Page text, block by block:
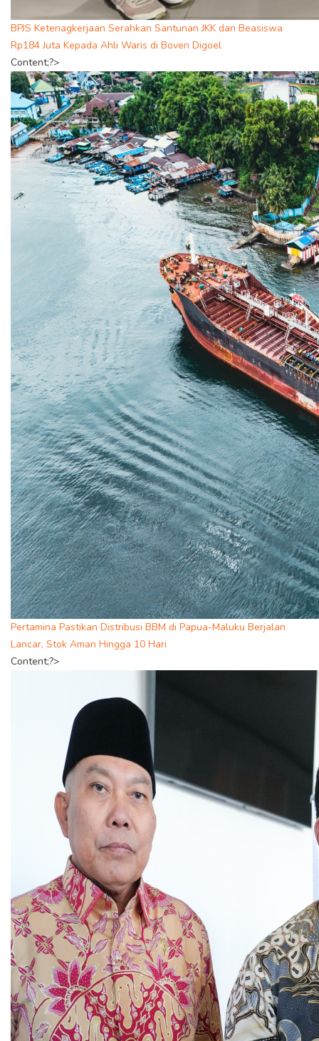
BPJS Ketenagkerjaan Serahkan Santunan JKK dan Beasiswa
Rp184 Juta Kepada Ahli Waris di Boven Digoel
Content;?>
Pertamina Pastikan Distribusi BBM di Papua-Maluku Berjalan
Lancar, Stok Aman Hingga 10 Hari
Content;?>